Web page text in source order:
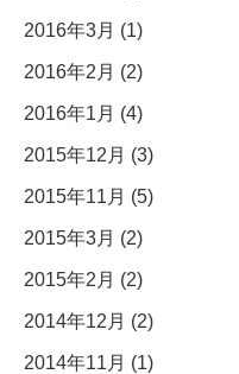
2016年3月 (1)
2016年2月 (2)
2016年1月 (4)
2015年12月 (3)
2015年11月 (5)
2015年3月 (2)
2015年2月 (2)
2014年12月 (2)
2014年11月 (1)